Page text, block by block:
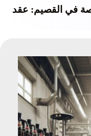
في القصيم: عقد